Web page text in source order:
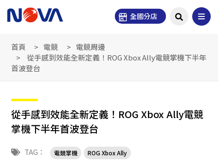
全國分店
首頁 電競
電競周邊
從手感到效能全新定義！ROG Xbox Ally電競掌機下半年
首波登台
從手感到效能全新定義！ROG Xbox Ally電競
掌機下半年首波登台
TAG： 電競掌機 ROG Xbox Ally